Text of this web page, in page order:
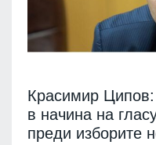
Красимир
в начина на
преди изборите